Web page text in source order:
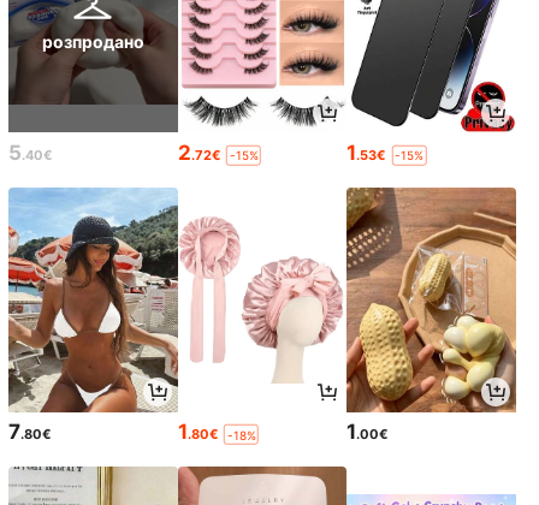
розпродано
5.40€ 2.72€ -15% 1.53€ -15%
7.80€ 1.80€ -18% 1.00€